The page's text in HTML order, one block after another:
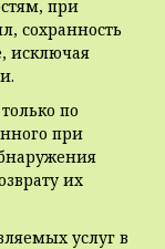
при
сохранность
исключая
по
при
их
услуг в